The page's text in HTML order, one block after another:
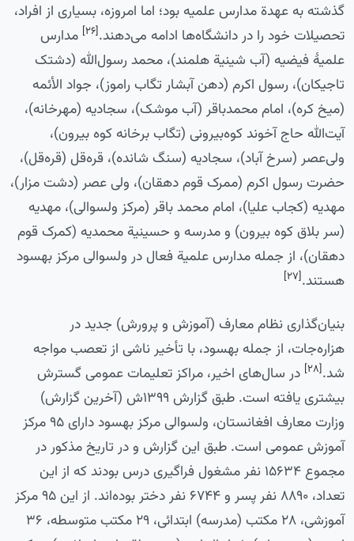
گذشته به عهدة مدارس علمیه بود؛ اما امروزه، بسیاری از افراد،
تحصیلات خود را در دانشگاه‌ها ادامه می‌دهند.[۲۶]
مدارس
علمیۀ فیضیه (آب شینیة هلمند)، محمد رسول‌الله (دشتک
تاجیکان)، رسول اکرم (دهن آبشار تگاب راموز)، جواد الأئمه
(میخ کره)، امام محمدباقر (آب موشک)، سجادیه (مهرخانه)،
آیت‌الله حاج آخوند کوه‌بیرونی (تگاب برخانه کوه بیرون)،
ولی‌عصر (سرخ آباد)، سجادیه (سنگ شانده)، قره‌قل (قره‌قل)،
حضرت رسول اکرم (ممرک قوم دهقان)، ولی عصر (دشت مزار)،
مهدیه (کجاب علیا)، امام محمد باقر (مرکز ولسوالی)،‌ مهدیه
(سر بلاق کوه بیرون) و مدرسه و حسینیة محمدیه (کمرک قوم
دهقان)، از جمله مدارس علمیة فعال در ولسوالی مرکز بهسود
هستند.[۲۷]
بنیان‌گذاری نظام معارف (آموزش و پرورش) جدید در
هزاره‌جات، از جمله بهسود، با تأخیر ناشی از تعصب مواجه
شد.[۲۸]
در سال‌های اخیر، مراکز تعلیمات عمومی گسترش
بیشتری یافته است. طبق گزارش ۱۳۹۹ش (آخرین گزارش)
وزارت معارف افغانستان، ولسوالی مرکز بهسود دارای ۹۵ مرکز
آموزش عمومی است. طبق این گزارش و در تاریخ مذکور در
مجموع ۱۵۶۳۴ نفر مشغول فراگیری درس بودند که از این
تعداد، ۸۸۹۰ نفر پسر و ۶۷۴۴ نفر دختر بوده‌اند. از این ۹۵ مرکز
آموزشی، ۲۸ مکتب (مدرسه) ابتدائی، ۲۹ مکتب متوسطه، ۳۶